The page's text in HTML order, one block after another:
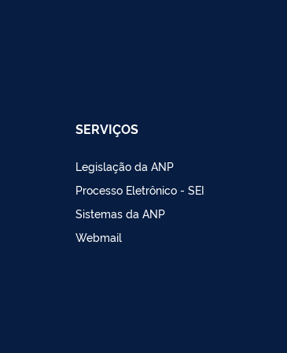
SERVIÇOS
Legislação da ANP
Processo Eletrônico - SEI
Sistemas da ANP
Webmail